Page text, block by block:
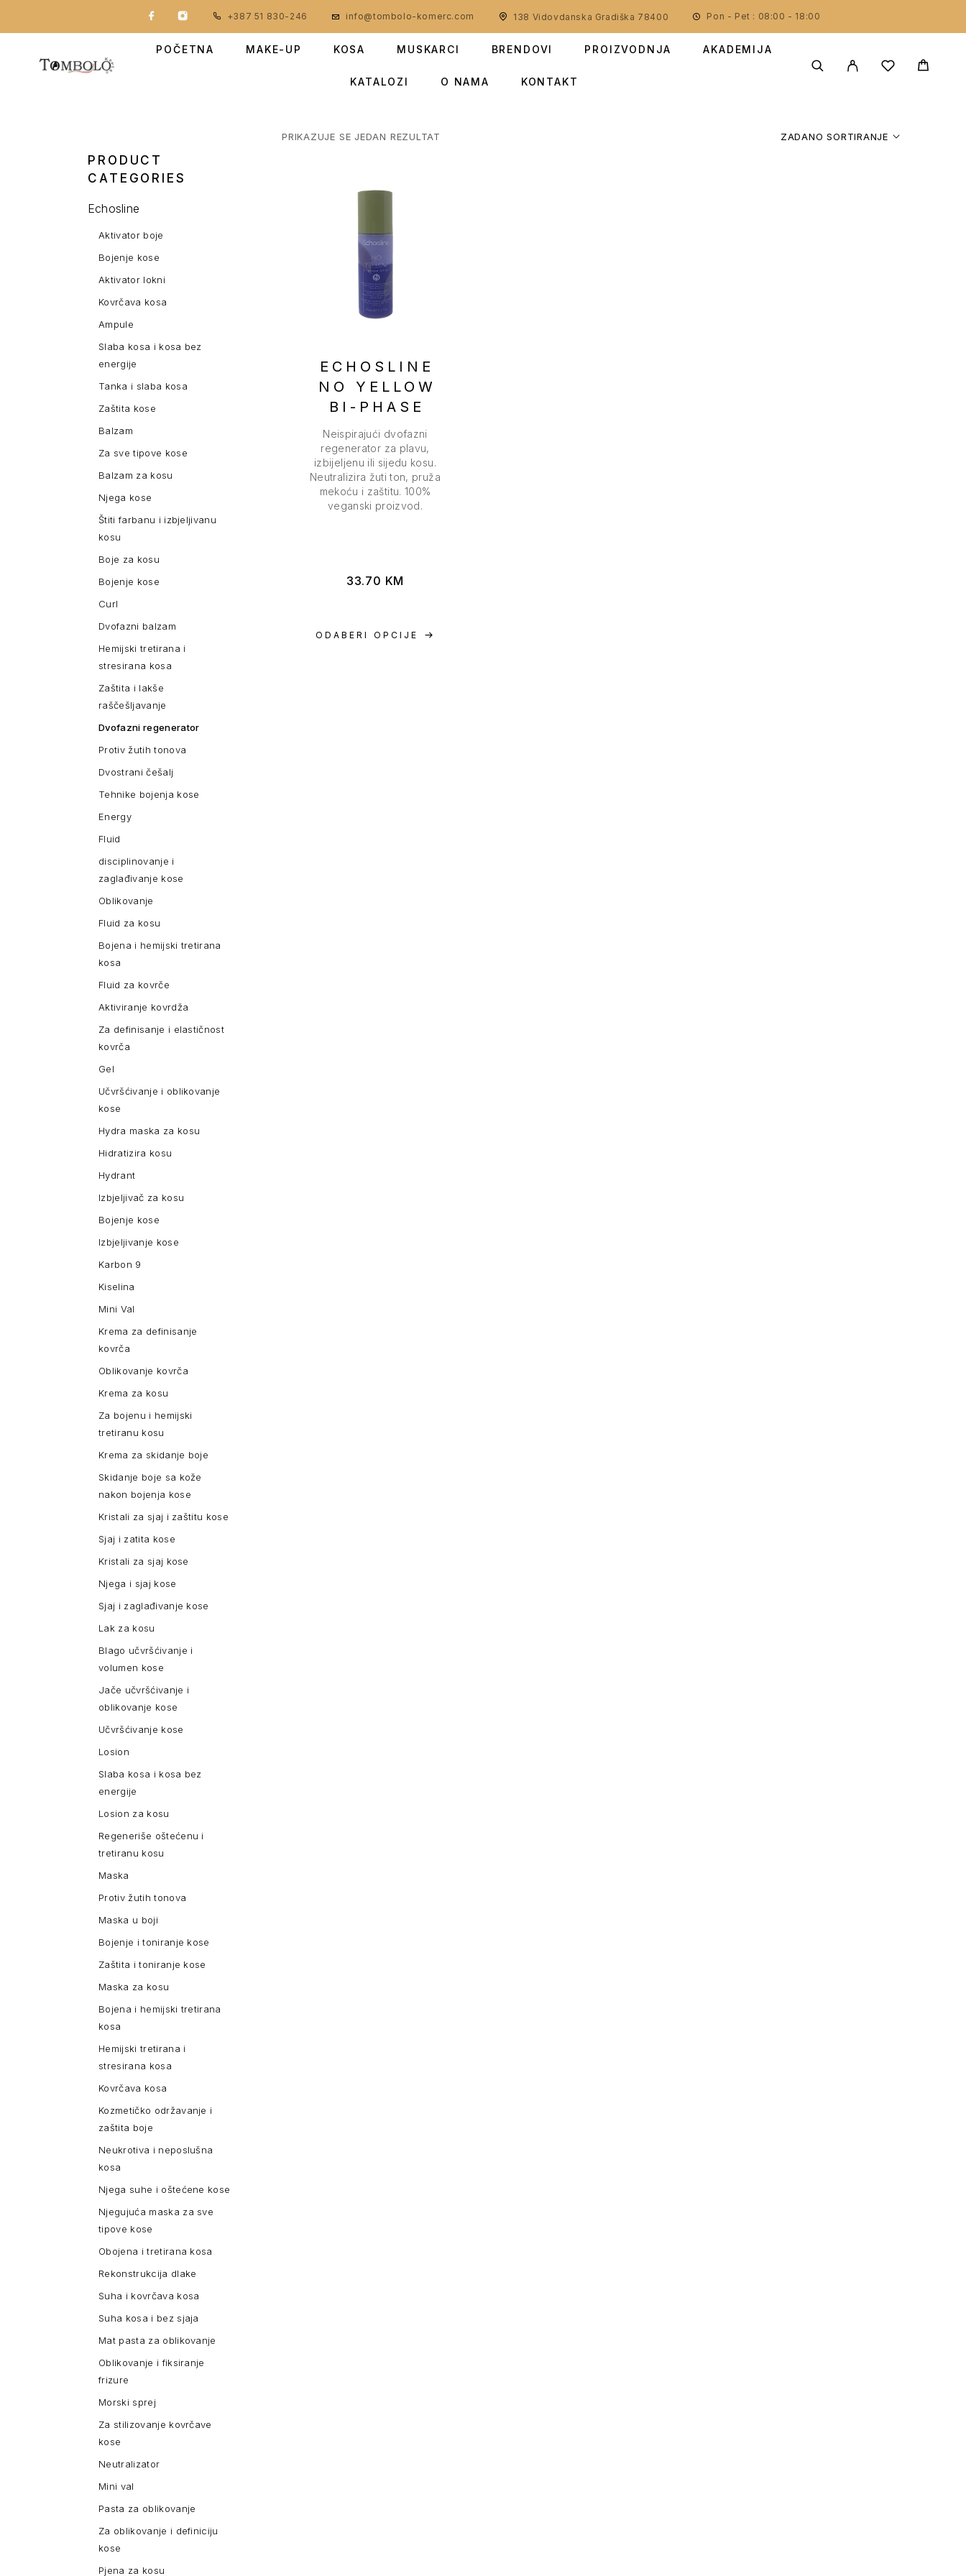
+387 51 830-246 info@tombolo-komerc.com 138 Vidovdanska Gradiška 78400 Pon - Pet : 08:00 - 18:00
POČETNA MAKE-UP KOSA MUSKARCI BRENDOVI PROIZVODNJA AKADEMIJA
KATALOZI O NAMA KONTAKT
PRODUCT
CATEGORIES
Echosline
Aktivator boje
Bojenje kose
Aktivator lokni
Kovrčava kosa
Ampule
Slaba kosa i kosa bez
energije
Tanka i slaba kosa
Zaštita kose
Balzam
Za sve tipove kose
Balzam za kosu
Njega kose
Štiti farbanu i izbjeljivanu
kosu
Boje za kosu
Bojenje kose
Curl
Dvofazni balzam
Hemijski tretirana i
stresirana kosa
Zaštita i lakše
raščešljavanje
Dvofazni regenerator
Protiv žutih tonova
Dvostrani češalj
Tehnike bojenja kose
Energy
Fluid
disciplinovanje i
zaglađivanje kose
Oblikovanje
Fluid za kosu
Bojena i hemijski tretirana
kosa
Fluid za kovrče
Aktiviranje kovrdža
Za definisanje i elastičnost
kovrča
Gel
Učvršćivanje i oblikovanje
kose
Hydra maska za kosu
Hidratizira kosu
Hydrant
Izbjeljivač za kosu
Bojenje kose
Izbjeljivanje kose
Karbon 9
Kiselina
Mini Val
Krema za definisanje
kovrča
Oblikovanje kovrča
Krema za kosu
Za bojenu i hemijski
tretiranu kosu
Krema za skidanje boje
Skidanje boje sa kože
nakon bojenja kose
Kristali za sjaj i zaštitu kose
Sjaj i zatita kose
Kristali za sjaj kose
Njega i sjaj kose
Sjaj i zaglađivanje kose
Lak za kosu
Blago učvršćivanje i
volumen kose
Jače učvršćivanje i
oblikovanje kose
Učvršćivanje kose
Losion
Slaba kosa i kosa bez
energije
Losion za kosu
Regeneriše oštećenu i
tretiranu kosu
Maska
Protiv žutih tonova
Maska u boji
Bojenje i toniranje kose
Zaštita i toniranje kose
Maska za kosu
Bojena i hemijski tretirana
kosa
Hemijski tretirana i
stresirana kosa
Kovrčava kosa
Kozmetičko održavanje i
zaštita boje
Neukrotiva i neposlušna
kosa
Njega suhe i oštećene kose
Njegujuća maska za sve
tipove kose
Obojena i tretirana kosa
Rekonstrukcija dlake
Suha i kovrčava kosa
Suha kosa i bez sjaja
Mat pasta za oblikovanje
Oblikovanje i fiksiranje
frizure
Morski sprej
Za stilizovanje kovrčave
kose
Neutralizator
Mini val
Pasta za oblikovanje
Za oblikovanje i definiciju
kose
Pjena za kosu
PRIKAZUJE SE JEDAN REZULTAT ZADANO SORTIRANJE
ODABERI OPCIJE
ECHOSLINE
NO YELLOW
BI-PHASE
Neispirajući dvofazni
regenerator za plavu,
izbijeljenu ili sijedu kosu.
Neutralizira žuti ton, pruža
mekoću i zaštitu. 100%
veganski proizvod.
33.70 KM